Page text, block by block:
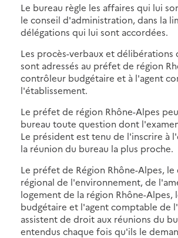
Le bureau règle les affaires qui lui
le conseil d'administration, dans la
délégations qui lui sont accordées.
Les procès-verbaux et délibérations
sont adressés au préfet de région
contrôleur budgétaire et à l'agent
l'établissement.
Le préfet de région Rhône-Alpes
bureau toute question dont
Le président est tenu de l'inscrire à
la réunion du bureau la plus proche.
Le préfet de Région Rhône-Alpes,
régional de l'environnement, de
logement de la région Rhône-Alpes,
budgétaire et l'agent comptable de
assistent de droit aux réunions du
entendus chaque fois qu'ils le